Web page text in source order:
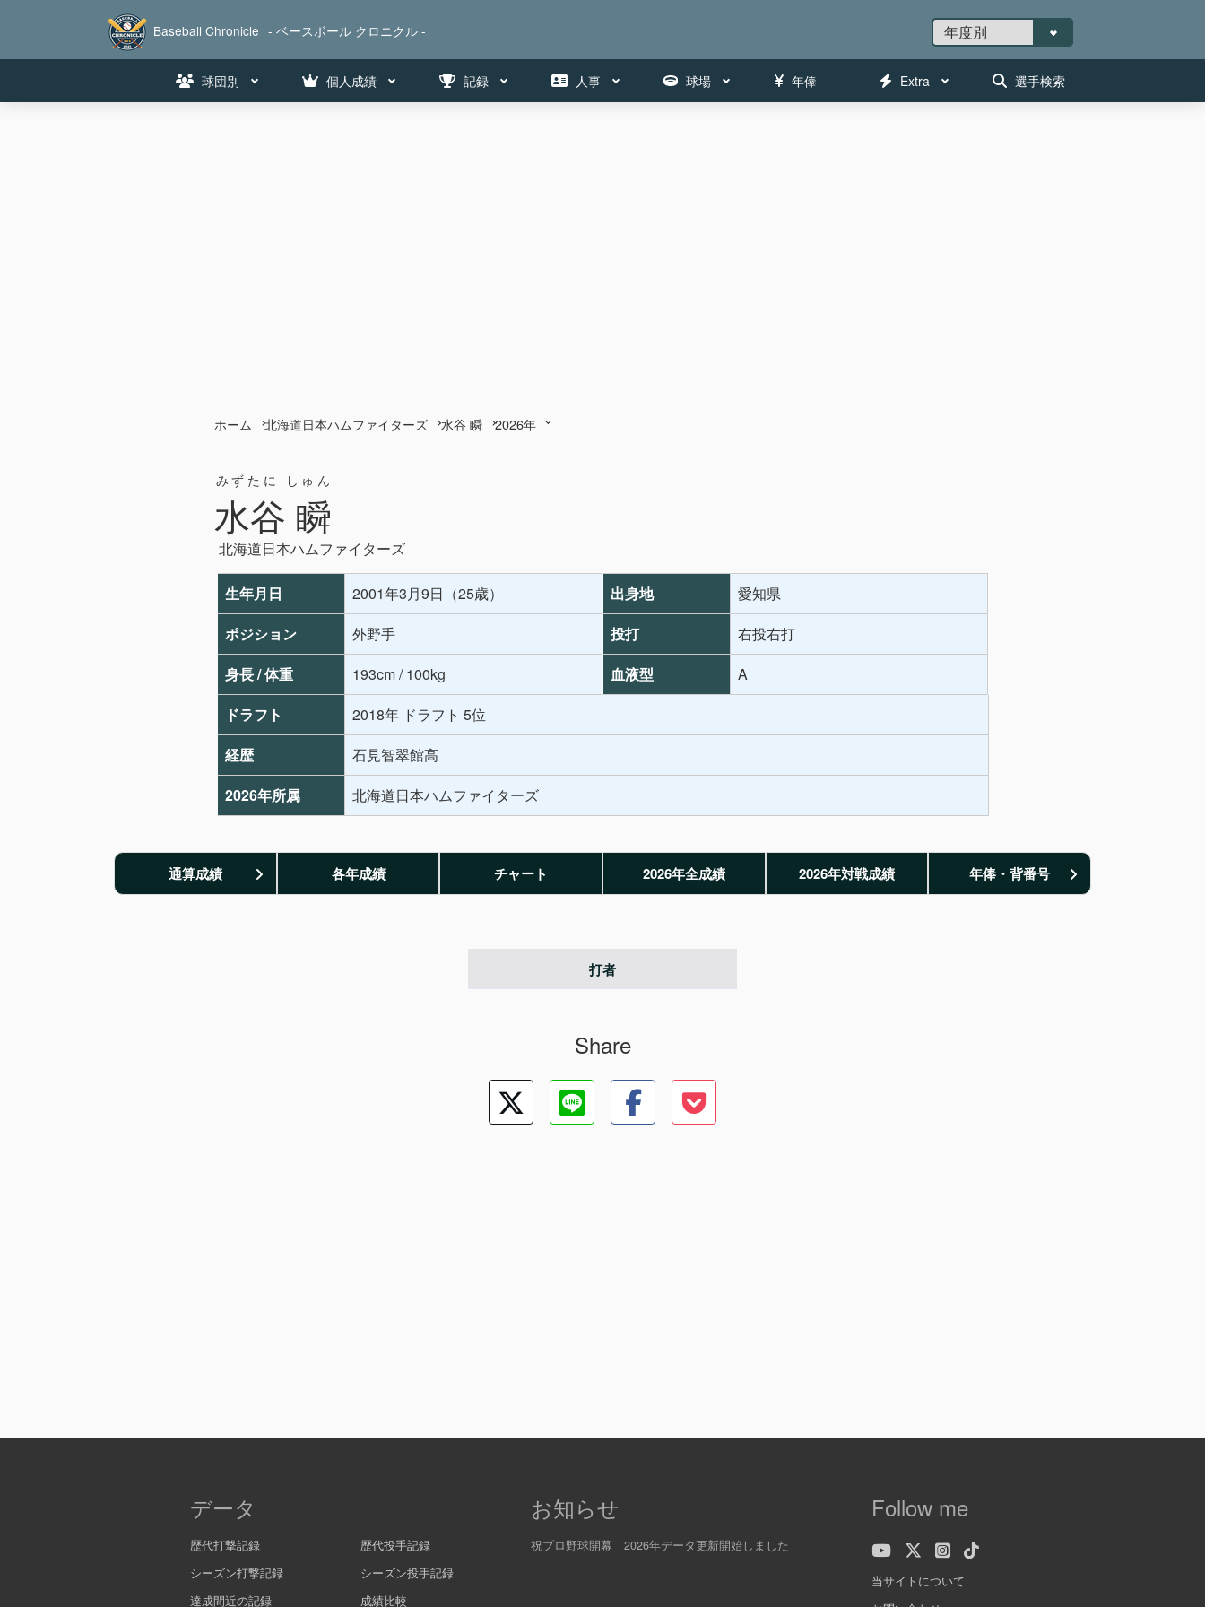
Baseball Chronicle - ベースボール クロニクル -
球団別 個人成績 記録 人事 球場 年俸 Extra 選手検索
ホーム 北海道日本ハムファイターズ 水谷 瞬 2026年
水谷 瞬
みずたに しゅん
北海道日本ハムファイターズ
生年月日 2001年3月9日（25歳） 出身地
愛知県
ポジション
外野手 投打
右投右打
身長 / 体重
193cm / 100kg 血液型
A
ドラフト
2018年 ドラフト 5位
経歴
石見智翠館高
2026年所属
北海道日本ハムファイターズ
通算成績 各年成績 チャート 2026年全成績 2026年対戦成績 年俸・背番号
打者
Share
データ
歴代打撃記録
歴代投手記録
シーズン打撃記録
シーズン投手記録
達成間近の記録
成績比較
お知らせ
祝プロ野球開幕 2026年データ更新開始しました
Follow me
当サイトについて